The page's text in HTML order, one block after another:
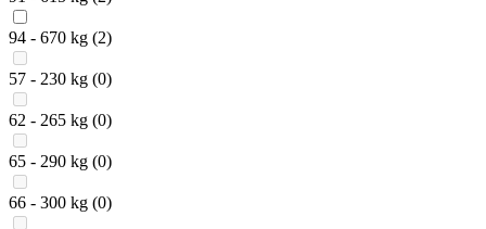
94 - 670 kg (2)
57 - 230 kg (0)
62 - 265 kg (0)
65 - 290 kg (0)
66 - 300 kg (0)